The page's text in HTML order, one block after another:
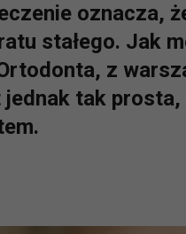
oznacza,
stałego. Jak
z
tak